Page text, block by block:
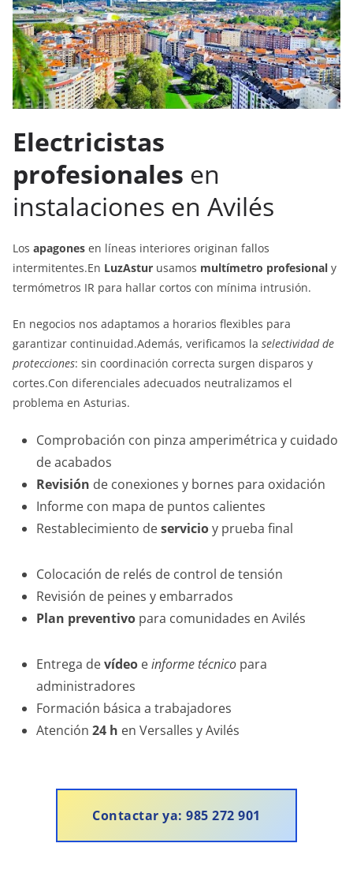
Electricistas
profesionales en
instalaciones en Avilés
Los apagones en líneas interiores originan fallos
intermitentes.En LuzAstur usamos multímetro profesional y
termómetros IR para hallar cortos con mínima intrusión.
En negocios nos adaptamos a horarios flexibles para
garantizar continuidad.Además, verificamos la selectividad de
protecciones: sin coordinación correcta surgen disparos y
cortes.Con diferenciales adecuados neutralizamos el
problema en Asturias.
Comprobación con pinza amperimétrica y cuidado
de acabados
Revisión de conexiones y bornes para oxidación
Informe con mapa de puntos calientes
Restablecimiento deservicioy prueba final
Colocación de relés de control de tensión
Revisión de peines y embarrados
Plan preventivo para comunidades en Avilés
Entrega devídeo einforme técnico para
administradores
Formación básica a trabajadores
Atención 24 h en Versalles y Avilés
Contactar ya: 985 272 901